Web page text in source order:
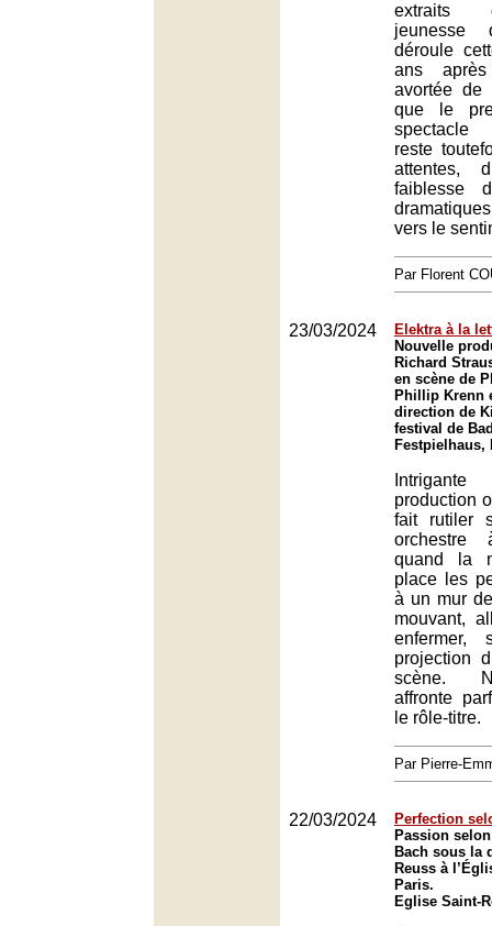
extraits
déroule
ans
avortée de
que le
spectacle
reste
attentes,
faiblesse
vers le
Par Florent
23/03/2024
Elektra à la
Nouvelle
Richard
en scène de
Phillip Krenn
direction de
festival de
Festpielhaus,
production
fait rutiler
quand la
place les
à un mur
mouvant,
enfermer,
projection
scène.
affronte
le rôle-titre.
Par Pierre-
22/03/2024
Perfection
Passion
Bach sous la
Reuss à
Paris.
Eglise Saint-